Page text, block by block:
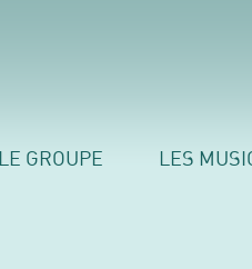
LE GROUPE LES